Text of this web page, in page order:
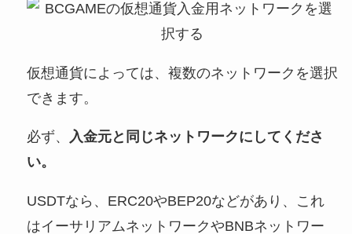
仮想通貨によっては、複数のネットワークを選択
できます。
必ず、
入金元と同じネットワークにしてくださ
い。
USDTなら、ERC20やBEP20などがあり、これ
はイーサリアムネットワークやBNBネットワー